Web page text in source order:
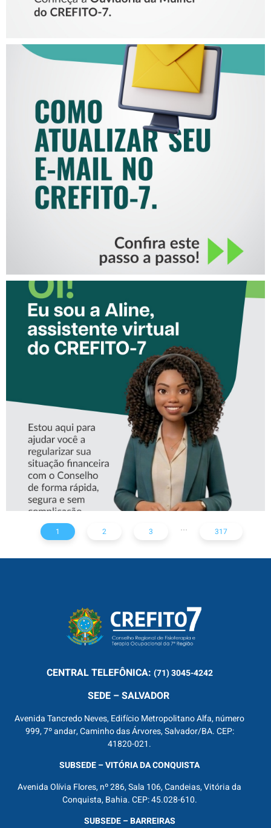
COMO ATUALIZAR SEU E-
MAIL NO CREFITO-7
CONHEÇA A ‘ALINE’,
ASSISTENTE VIRTUAL DO
CREFITO-7
1 2 3 ... 317
CENTRALTELEFÔNICA: (71) 3045-4242
SEDE – SALVADOR
Avenida Tancredo Neves, Edifício Metropolitano Alfa, número
999, 7º andar, Caminho das Árvores, Salvador/BA. CEP:
41820-021.
SUBSEDE – VITÓRIA DA CONQUISTA
Avenida Olívia Flores, nº 286, Sala 106, Candeias, Vitória da
Conquista, Bahia. CEP: 45.028-610.
SUBSEDE – BARREIRAS